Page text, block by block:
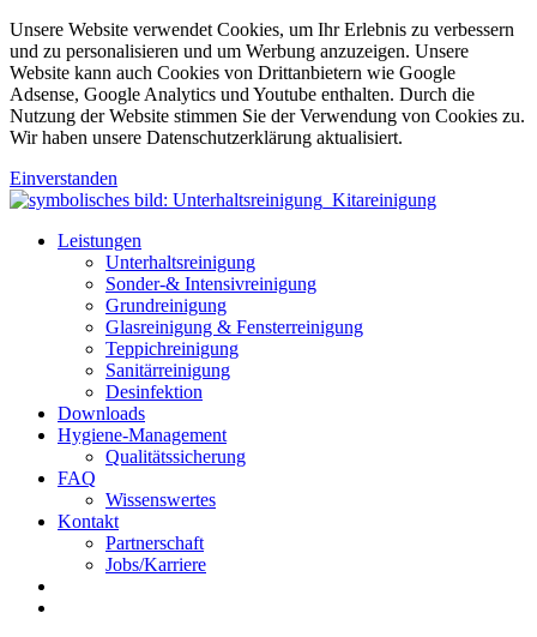
Unsere Website verwendet Cookies, um Ihr Erlebnis zu verbessern
und zu personalisieren und um Werbung anzuzeigen. Unsere
Website kann auch Cookies von Drittanbietern wie Google
Adsense, Google Analytics und Youtube enthalten. Durch die
Nutzung der Website stimmen Sie der Verwendung von Cookies zu.
Wir haben unsere Datenschutzerklärung aktualisiert.
Einverstanden
Leistungen
Unterhaltsreinigung
Sonder-& Intensivreinigung
Grundreinigung
Glasreinigung & Fensterreinigung
Teppichreinigung
Sanitärreinigung
Desinfektion
Downloads
Hygiene-Management
Qualitätssicherung
FAQ
Wissenswertes
Kontakt
Partnerschaft
Jobs/Karriere